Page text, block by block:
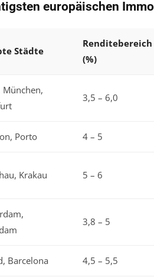
europäischen
Städte
Renditebereich
(%)
München,
3,5 – 6,0
Porto 4 – 5
Krakau 5 – 6
3,8 – 5
Barcelona 4,5 – 5,5